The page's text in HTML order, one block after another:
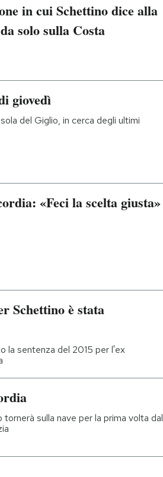
in cui Schettino dice alla
solo sulla Costa
giovedì
del Giglio, in cerca degli ultimi
«Feci la scelta giusta»
Schettino è stata
la sentenza del 2015 per l'ex
sulla nave per la prima volta dal